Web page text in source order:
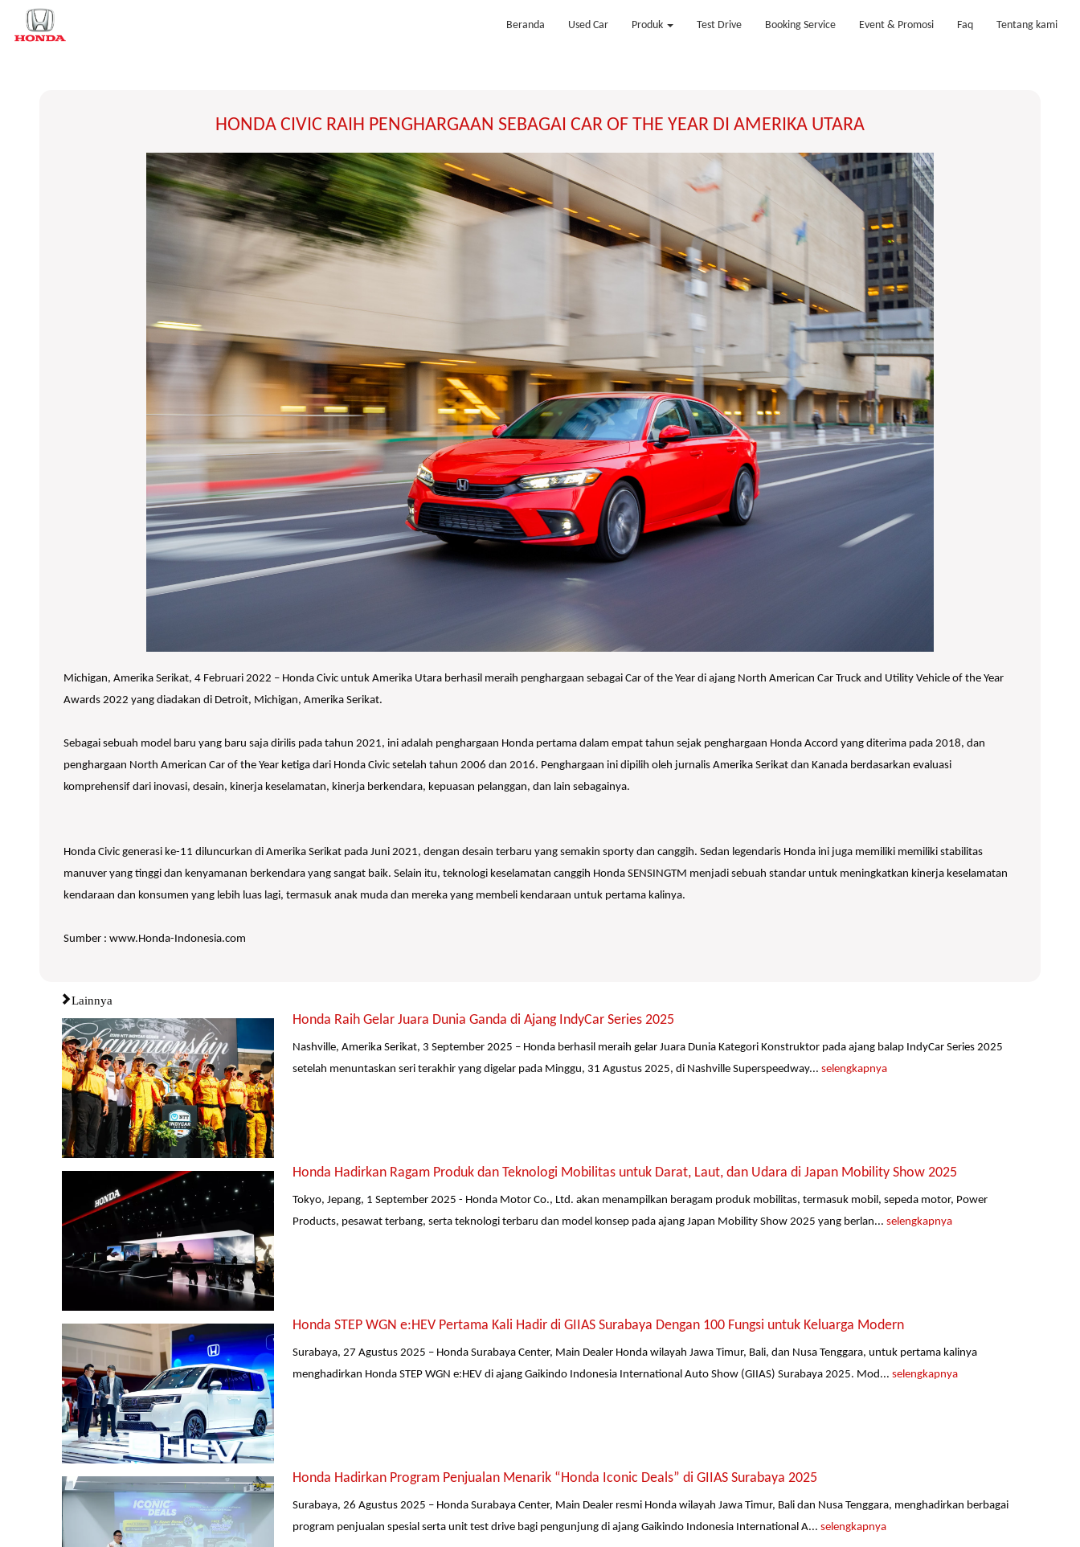
Beranda Used Car Produk Test Drive Booking Service Event & Promosi Faq Tentang kami
HONDA CIVIC RAIH PENGHARGAAN SEBAGAI CAR OF THE YEAR DI AMERIKA UTARA
Michigan, Amerika Serikat, 4 Februari 2022 – Honda Civic untuk Amerika Utara berhasil meraih penghargaan sebagai Car of the Year di ajang North American Car Truck and Utility Vehicle of the Year
Awards 2022 yang diadakan di Detroit, Michigan, Amerika Serikat.
Sebagai sebuah model baru yang baru saja dirilis pada tahun 2021, ini adalah penghargaan Honda pertama dalam empat tahun sejak penghargaan Honda Accord yang diterima pada 2018, dan
penghargaan North American Car of the Year ketiga dari Honda Civic setelah tahun 2006 dan 2016. Penghargaan ini dipilih oleh jurnalis Amerika Serikat dan Kanada berdasarkan evaluasi
komprehensif dari inovasi, desain, kinerja keselamatan, kinerja berkendara, kepuasan pelanggan, dan lain sebagainya.
Honda Civic generasi ke-11 diluncurkan di Amerika Serikat pada Juni 2021, dengan desain terbaru yang semakin sporty dan canggih. Sedan legendaris Honda ini juga memiliki memiliki stabilitas
manuver yang tinggi dan kenyamanan berkendara yang sangat baik. Selain itu, teknologi keselamatan canggih Honda SENSINGTM menjadi sebuah standar untuk meningkatkan kinerja keselamatan
kendaraan dan konsumen yang lebih luas lagi, termasuk anak muda dan mereka yang membeli kendaraan untuk pertama kalinya.
Sumber : www.Honda-Indonesia.com
Lainnya
Honda Raih Gelar Juara Dunia Ganda di Ajang IndyCar Series 2025
Nashville, Amerika Serikat, 3 September 2025 – Honda berhasil meraih gelar Juara Dunia Kategori Konstruktor pada ajang balap IndyCar Series 2025
setelah menuntaskan seri terakhir yang digelar pada Minggu, 31 Agustus 2025, di Nashville Superspeedway... selengkapnya
Honda Hadirkan Ragam Produk dan Teknologi Mobilitas untuk Darat, Laut, dan Udara di Japan Mobility Show 2025
Tokyo, Jepang, 1 September 2025 - Honda Motor Co., Ltd. akan menampilkan beragam produk mobilitas, termasuk mobil, sepeda motor, Power
Products, pesawat terbang, serta teknologi terbaru dan model konsep pada ajang Japan Mobility Show 2025 yang berlan... selengkapnya
Honda STEP WGN e:HEV Pertama Kali Hadir di GIIAS Surabaya Dengan 100 Fungsi untuk Keluarga Modern
Surabaya, 27 Agustus 2025 – Honda Surabaya Center, Main Dealer Honda wilayah Jawa Timur, Bali, dan Nusa Tenggara, untuk pertama kalinya
menghadirkan Honda STEP WGN e:HEV di ajang Gaikindo Indonesia International Auto Show (GIIAS) Surabaya 2025. Mod... selengkapnya
Honda Hadirkan Program Penjualan Menarik “Honda Iconic Deals” di GIIAS Surabaya 2025
Surabaya, 26 Agustus 2025 – Honda Surabaya Center, Main Dealer resmi Honda wilayah Jawa Timur, Bali dan Nusa Tenggara, menghadirkan berbagai
program penjualan spesial serta unit test drive bagi pengunjung di ajang Gaikindo Indonesia International A... selengkapnya